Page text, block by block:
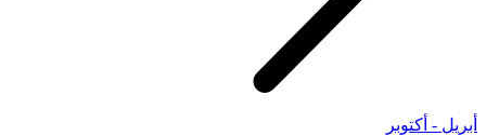
أبريل - أكتوبر